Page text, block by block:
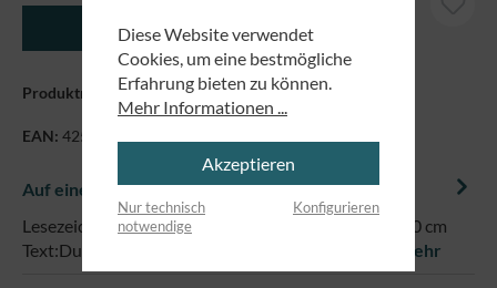
In den Warenkorb
Produktnummer:50030
EAN: 4250479867444
Auf einem Blick
Lesezeichen auf edlem Naturpapier, im Format 5 x 20 cm
Text:Du bist ein GamechangerSiehe Epheser 2,10
Mehr
Diese Website verwendet
Cookies, um eine bestmögliche
Erfahrung bieten zu können.
Mehr Informationen ...
Akzeptieren
Nur technisch
notwendige
Konfigurieren